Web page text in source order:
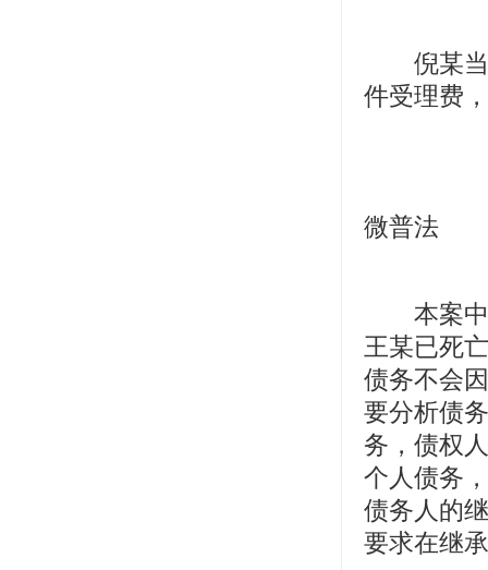
倪某当
件受理费
微普法
本案中
王某已死
债务不会
要分析债
务，债权
个人债务
债务人的
要求在继